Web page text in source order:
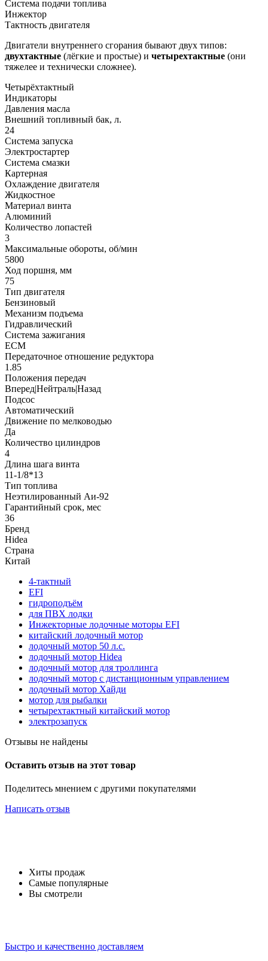
Система подачи топлива
Инжектор
Тактность двигателя
Двигатели внутреннего сгорания бывают двух типов:
двухтактные (лёгкие и простые) и четырехтактные (они
тяжелее и технически сложнее).
Четырёхтактный
Индикаторы
Давления масла
Внешний топливный бак, л.
24
Система запуска
Электростартер
Система смазки
Картерная
Охлаждение двигателя
Жидкостное
Материал винта
Алюминий
Количество лопастей
3
Максимальные обороты, об/мин
5800
Ход поршня, мм
75
Тип двигателя
Бензиновый
Механизм подъема
Гидравлический
Система зажигания
ECM
Передаточное отношение редуктора
1.85
Положения передач
Вперед|Нейтраль|Назад
Подсос
Автоматический
Движение по мелководью
Да
Количество цилиндров
4
Длина шага винта
11-1/8*13
Тип топлива
Неэтилированный Аи-92
Гарантийный срок, мес
36
Бренд
Hidea
Страна
Китай
4-тактный
EFI
гидроподъём
для ПВХ лодки
Инжекторные лодочные моторы EFI
китайский лодочный мотор
лодочный мотор 50 л.с.
лодочный мотор Hidea
лодочный мотор для троллинга
лодочный мотор с дистанционным управлением
лодочный мотор Хайди
мотор для рыбалки
четырехтактный китайский мотор
электрозапуск
Отзывы не найдены
Оставить отзыв на этот товар
Поделитесь мнением с другими покупателями
Написать отзыв
Хиты продаж
Самые популярные
Вы смотрели
Быстро и качественно доставляем